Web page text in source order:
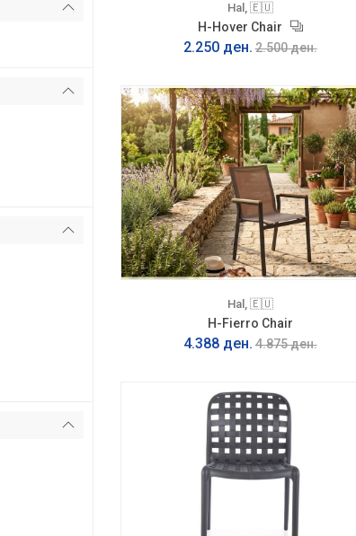
Hal, 🇪🇺
H-Hover Chair
2.250 ден. 2.500 ден.
Hal, 🇪🇺
H-Fierro Chair
4.388 ден. 4.875 ден.